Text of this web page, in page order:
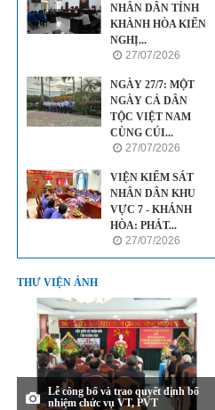
NHÂN DÂN TỈNH
KHÀNH HÒA KIẾN
NGHỊ...
27/07/2026
NGÀY 27/7: MỘT
NGÀY CẢ DÂN
TỘC VIỆT NAM
CÙNG CÚI...
27/07/2026
VIỆN KIỂM SÁT
NHÂN DÂN KHU
VỰC 7 - KHÁNH
HÒA: PHÁT...
27/07/2026
THƯ VIỆN ẢNH
Lễ công bố và trao quyết định bổ
nhiệm chức vụ VT, PVT